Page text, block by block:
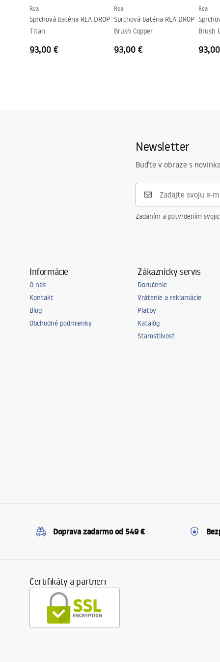
Rea
Sprchová batéria REA DROP
Titan
93,00 €
Rea
Sprchová batéria REA DROP
Brush Copper
93,00 €
Rea
Brush
Newsletter
Buďte v obraze s
Zadaním a potvrdením
Informácie
O nás
Kontakt
Blog
Obchodné podmienky
Zákaznícky servis
Doručenie
Vrátenie a reklamácie
Platby
Katalóg
Starostlivosť
Doprava zadarmo od 549 €
Certifikáty a partneri